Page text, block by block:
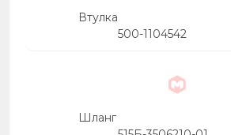
Втулка
500-1104542
Шланг